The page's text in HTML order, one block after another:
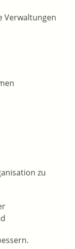
Verwaltungen
zu